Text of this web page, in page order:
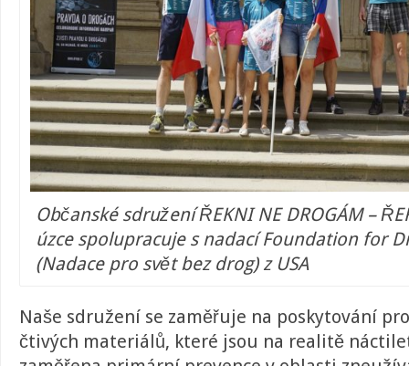
Občanské sdružení ŘEKNI NE DROGÁM –
úzce spolupracuje s nadací Foundation for
(Nadace pro svět bez drog) z USA
Naše sdružení se zaměřuje na poskytování
čtivých materiálů, které jsou na realitě